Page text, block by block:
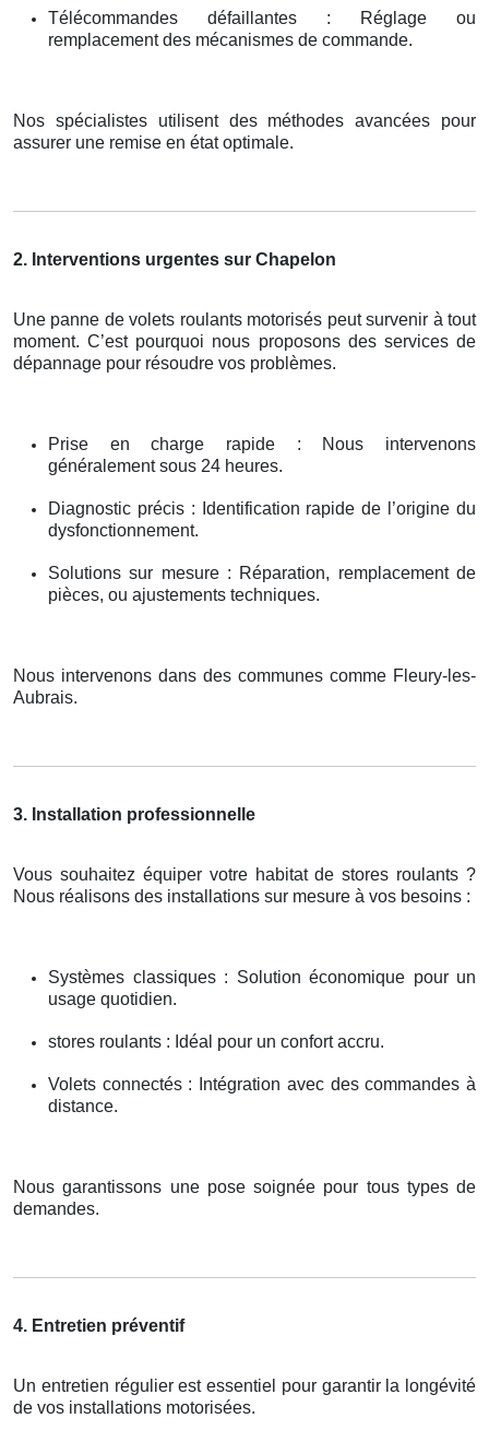
Télécommandes défaillantes : Réglage ou
remplacement des mécanismes de commande.
Nos spécialistes utilisent des méthodes avancées pour
assurer une remise en état optimale.
2. Interventions urgentes sur Chapelon
Une panne de volets roulants motorisés peut survenir à tout
moment. C’est pourquoi nous proposons des services de
dépannage pour résoudre vos problèmes.
Prise en charge rapide : Nous intervenons
généralement sous 24 heures.
Diagnostic précis : Identification rapide de l’origine du
dysfonctionnement.
Solutions sur mesure : Réparation, remplacement de
pièces, ou ajustements techniques.
Nous intervenons dans des communes comme Fleury-les-
Aubrais.
3. Installation professionnelle
Vous souhaitez équiper votre habitat de stores roulants ?
Nous réalisons des installations sur mesure à vos besoins :
Systèmes classiques : Solution économique pour un
usage quotidien.
stores roulants : Idéal pour un confort accru.
Volets connectés : Intégration avec des commandes à
distance.
Nous garantissons une pose soignée pour tous types de
demandes.
4. Entretien préventif
Un entretien régulier est essentiel pour garantir la longévité
de vos installations motorisées.